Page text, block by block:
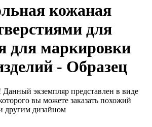
кожаная
для
для маркировки
- Образец
экземпляр представлен в виде
вы можете заказать похожий
другим дизайном